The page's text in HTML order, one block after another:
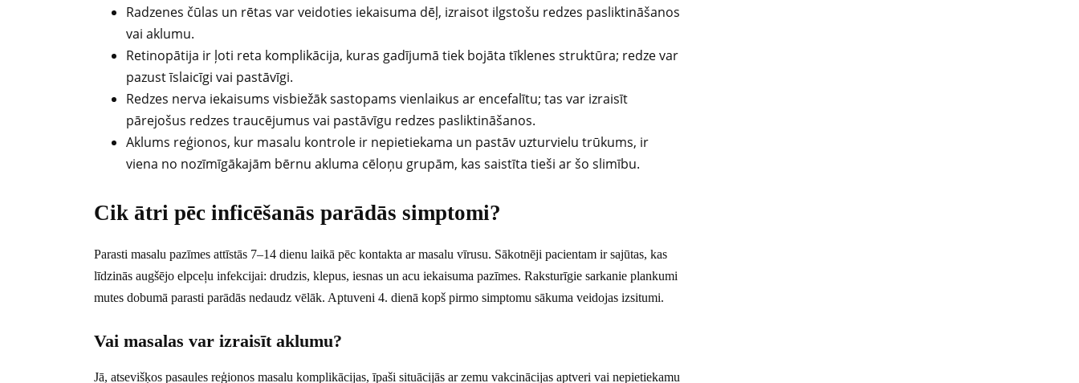
Radzenes čūlas un rētas var veidoties iekaisuma dēļ, izraisot ilgstošu redzes pasliktināšanos
vai aklumu.
Retinopātija ir ļoti reta komplikācija, kuras gadījumā tiek bojāta tīklenes struktūra; redze var
pazust īslaicīgi vai pastāvīgi.
Redzes nerva iekaisums visbiežāk sastopams vienlaikus ar encefalītu; tas var izraisīt
pārejošus redzes traucējumus vai pastāvīgu redzes pasliktināšanos.
Aklums reģionos, kur masalu kontrole ir nepietiekama un pastāv uzturvielu trūkums, ir
viena no nozīmīgākajām bērnu akluma cēloņu grupām, kas saistīta tieši ar šo slimību.
Cik ātri pēc inficēšanās parādās simptomi?
Parasti masalu pazīmes attīstās 7–14 dienu laikā pēc kontakta ar masalu vīrusu. Sākotnēji pacientam ir sajūtas, kas
līdzinās augšējo elpceļu infekcijai: drudzis, klepus, iesnas un acu iekaisuma pazīmes. Raksturīgie sarkanie plankumi
mutes dobumā parasti parādās nedaudz vēlāk. Aptuveni 4. dienā kopš pirmo simptomu sākuma veidojas izsitumi.
Vai masalas var izraisīt aklumu?
Jā, atsevišķos pasaules reģionos masalu komplikācijas, īpaši situācijās ar zemu vakcinācijas aptveri vai nepietiekamu